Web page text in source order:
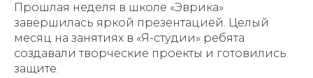
Прошлая неделя в школе «Эврика»
завершилась яркой презентацией. Целый
месяц на занятиях в «Я-студии» ребята
создавали творческие проекты и готовились
защите.